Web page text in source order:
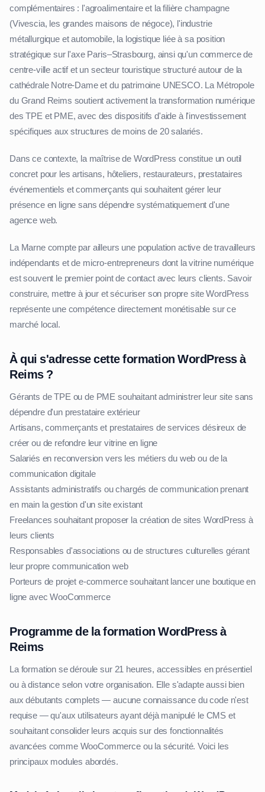
complémentaires : l'agroalimentaire et la filière champagne
(Vivescia, les grandes maisons de négoce), l'industrie
métallurgique et automobile, la logistique liée à sa position
stratégique sur l'axe Paris–Strasbourg, ainsi qu'un commerce de
centre-ville actif et un secteur touristique structuré autour de la
cathédrale Notre-Dame et du patrimoine UNESCO. La Métropole
du Grand Reims soutient activement la transformation numérique
des TPE et PME, avec des dispositifs d'aide à l'investissement
spécifiques aux structures de moins de 20 salariés.
Dans ce contexte, la maîtrise de WordPress constitue un outil
concret pour les artisans, hôteliers, restaurateurs, prestataires
événementiels et commerçants qui souhaitent gérer leur
présence en ligne sans dépendre systématiquement d'une
agence web.
La Marne compte par ailleurs une population active de travailleurs
indépendants et de micro-entrepreneurs dont la vitrine numérique
est souvent le premier point de contact avec leurs clients. Savoir
construire, mettre à jour et sécuriser son propre site WordPress
représente une compétence directement monétisable sur ce
marché local.
À qui s'adresse cette formation WordPress à
Reims ?
Gérants de TPE ou de PME souhaitant administrer leur site sans
dépendre d'un prestataire extérieur
Artisans, commerçants et prestataires de services désireux de
créer ou de refondre leur vitrine en ligne
Salariés en reconversion vers les métiers du web ou de la
communication digitale
Assistants administratifs ou chargés de communication prenant
en main la gestion d'un site existant
Freelances souhaitant proposer la création de sites WordPress à
leurs clients
Responsables d'associations ou de structures culturelles gérant
leur propre communication web
Porteurs de projet e-commerce souhaitant lancer une boutique en
ligne avec WooCommerce
Programme de la formation WordPress à
Reims
La formation se déroule sur 21 heures, accessibles en présentiel
ou à distance selon votre organisation. Elle s'adapte aussi bien
aux débutants complets — aucune connaissance du code n'est
requise — qu'aux utilisateurs ayant déjà manipulé le CMS et
souhaitant consolider leurs acquis sur des fonctionnalités
avancées comme WooCommerce ou la sécurité. Voici les
principaux modules abordés.